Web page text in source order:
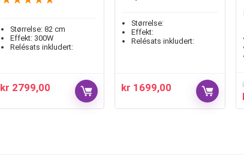
Størrelse: 82 cm
Effekt: 300W
Relésats inkludert:
kr 2799,00
Størrelse:
Effekt:
Relésats inkludert:
kr 1699,00